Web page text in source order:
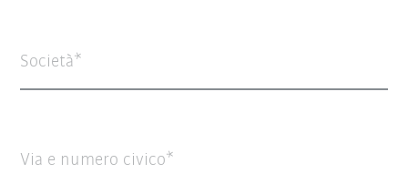
Società
Via e numero civico